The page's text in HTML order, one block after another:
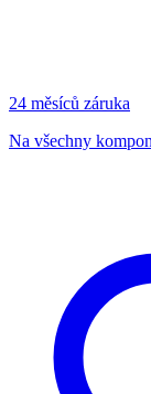
24 měsíců záruka
Na všechny